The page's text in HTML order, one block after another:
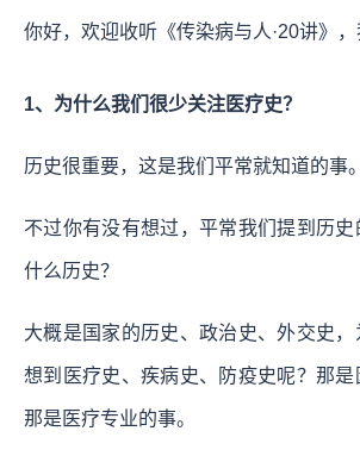
你好，欢迎收听《传染病与人·20讲》，
1、为什么我们很少关注医疗史？
历史很重要，这是我们平常就知道的事。
不过你有没有想过，平常我们提到历史
什么历史？
大概是国家的历史、政治史、外交史
想到医疗史、疾病史、防疫史呢？那
那是医疗专业的事。